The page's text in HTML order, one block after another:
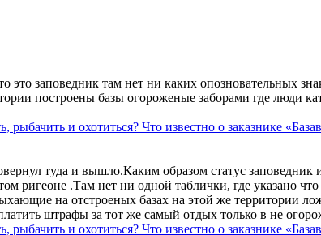
заповедник там нет ни каких опозновательных
построены базы огороженые заборами где люди
и охотиться? Что известно о заказнике
туда и вышло.Каким образом статус
ригеоне .Там нет ни одной таблички, где указано
на отстроеных базах на этой же территории
штрафы за тот же самый отдых только в не
и охотиться? Что известно о заказнике